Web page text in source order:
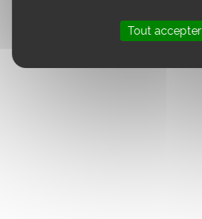
Tout accepter